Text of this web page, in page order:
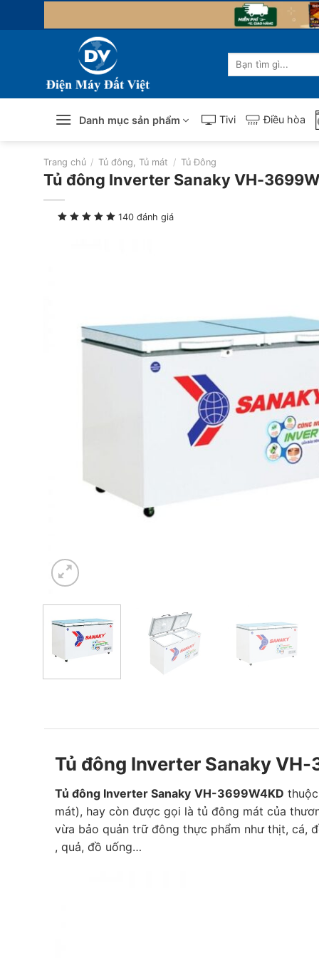
Tìm
kiếm:
Danh mục sản phẩm Tivi Điều hòa
Trang chủ / Tủ đông, Tủ mát / Tủ Đông
Tủ đông Inverter Sanaky VH-
140 đánh giá
Tủ đông Inverter Sanaky
Tủ đông Inverter Sanaky VH-3699W4KD
mát), hay còn được gọi là tủ đông mát của
vừa bảo quản trữ đông thực phẩm như thịt, cá,
, quả, đồ uống…